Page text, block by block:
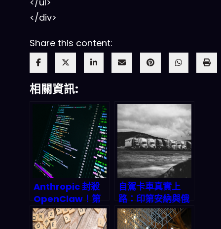
</div>
Share this content:
相關資訊:
Anthropic 封殺
OpenClaw！第
三方工具額外收
費，2026 AI 開源
自駕卡車真實上
路：印第安納與俄
亥俄州聯合試驗揭
示 2026 年物流革